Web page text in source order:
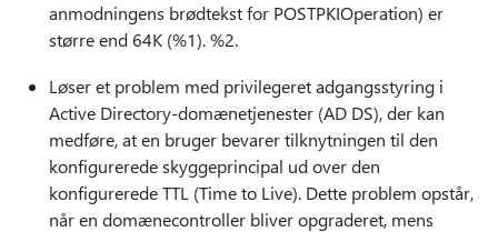
anmodningens brødtekst for POSTPKIOperation) er
større end 64K (%1). %2.
Løser et problem med privilegeret adgangsstyring i
Active Directory-domænetjenester (AD DS), der kan
medføre, at en bruger bevarer tilknytningen til den
konfigurerede skyggeprincipal ud over den
konfigurerede TTL (Time to Live). Dette problem opstår,
når en domænecontroller bliver opgraderet, mens